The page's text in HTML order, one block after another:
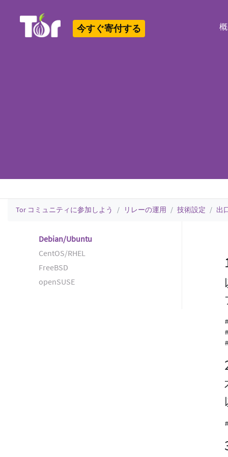
今すぐ寄付する
Tor コミュニティに参加しよう リレーの運用 技術設定 出
Debian/Ubuntu
CentOS/RHEL
FreeBSD
openSUSE